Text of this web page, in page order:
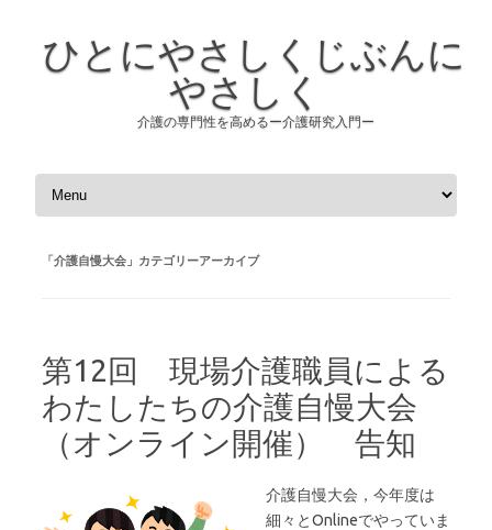
ひとにやさしくじぶんに
やさしく
介護の専門性を高めるー介護研究入門ー
コンテンツへスキップ
「介護自慢大会 」カテゴリーアーカイブ
第12回 現場介護職員による
わたしたちの介護自慢大会
（オンライン開催） 告知
介護自慢大会，今年度は
細々とOnlineでやっていま